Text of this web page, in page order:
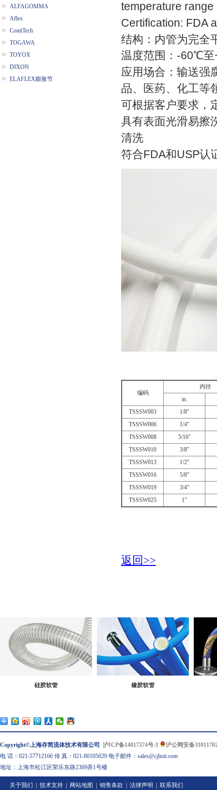
ALFAGOMMA
Aflex
ContiTech
TOGAWA
TOYOX
DIXON
ELAFLEX膨胀节
temperature
Certification: FDA
结构：内管为完全
温度范围：-60℃
应用场合：输送强
品、医药、化工等
可根据客户要求，
具有表面光滑易擦
清洗
符合FDA和USP认
编码
内径
in.
TSSSW003
1/8"
TSSSW006
1/4"
TSSSW008
5/16"
TSSSW010
3/8"
TSSSW013
1/2"
TSSSW016
5/8"
TSSSW019
3/4"
TSSSW025
1"
返回>>
硅胶软管 橡胶软管
Copyright©上海存简流体技术有限公司 沪ICP备14017374号-1
沪公网安备
电 话：021-57712166 传 真：021-80105029 电子邮件：sales@cjliuti.com
地址：上海市松江区荣乐东路2369弄1号楼
关于我们 技术支持 网站地图 销售条款 法律声明 联系我们